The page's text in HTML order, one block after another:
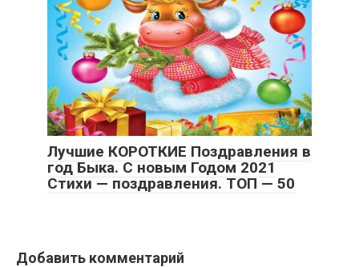
Лучшие КОРОТКИЕ Поздравления в
год Быка. С новым Годом 2021
Стихи — поздравления. ТОП — 50
Добавить комментарий